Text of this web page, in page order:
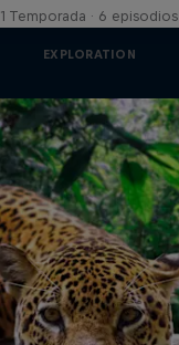
1 Temporada · 6 episodios
EXPLORATION